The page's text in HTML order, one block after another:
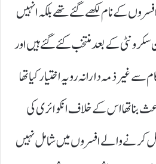
لکھا تھا اس میں نہ صرف 12افسروں کے نام لکھے گئے تھے بلکہ انہیں
سکرونٹی کے بعد منتخب کئے گئے ہیں اور
ذمہ دارانہ رویہ اختیار کیا تھا
بنا تھا اس کے خلاف انکوائری کی
کرنے والے افسروں میں شامل نہیں